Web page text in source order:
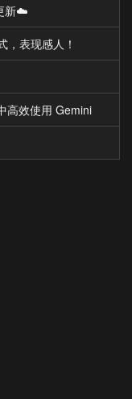
新☁️
，表现感人！
高效使用 Gemini